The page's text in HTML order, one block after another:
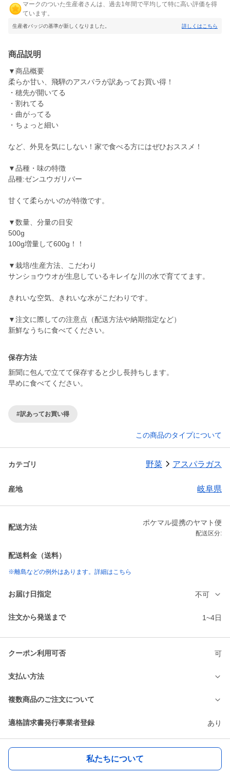
マークのついた生産者さんは、過去1年間で平均して特に高い評価を得
ています。
生産者バッジの基準が新しくなりました。 詳しくはこちら
商品説明
▼商品概要
柔らか甘い、飛騨のアスパラが訳あってお買い得！
・穂先が開いてる
・割れてる
・曲がってる
・ちょっと細い
など、外見を気にしない！家で食べる方にはぜひおススメ！
▼品種・味の特徴
品種:ゼンユウガリバー
甘くて柔らかいのが特徴です。
▼数量、分量の目安
500g
100g増量して600g！！
▼栽培/生産方法、こだわり
サンショウウオが生息しているキレイな川の水で育ててます。
きれいな空気、きれいな水がこだわりです。
▼注文に際しての注意点（配送方法や納期指定など）
新鮮なうちに食べてください。
保存方法
新聞に包んで立てて保存すると少し長持ちします。
早めに食べてください。
#訳あってお買い得
この商品のタイプについて
カテゴリ 野菜 アスパラガス
産地 岐阜県
配送方法
ポケマル提携のヤマト便
配送区分:
配送料金（送料）
※離島などの例外はあります。詳細はこちら
お届け日指定 不可
注文から発送まで 1~4日
クーポン利用可否 可
支払い方法
複数商品のご注文について
適格請求書発行事業者登録 あり
私たちについて